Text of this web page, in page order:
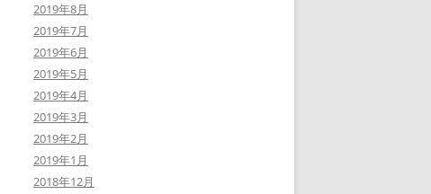
2019年8月
2019年7月
2019年6月
2019年5月
2019年4月
2019年3月
2019年2月
2019年1月
2018年12月